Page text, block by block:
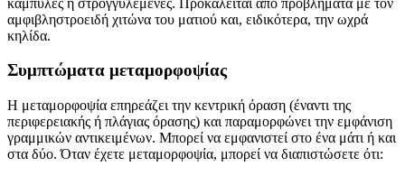
αμφιβληστροειδή χιτώνα του ματιού και, ειδικότερα, την ωχρά
κηλίδα.
Συμπτώματα μεταμορφοψίας
Η μεταμορφοψία επηρεάζει την κεντρική όραση (έναντι της
περιφερειακής ή πλάγιας όρασης) και παραμορφώνει την εμφάνιση
γραμμικών αντικειμένων. Μπορεί να εμφανιστεί στο ένα μάτι ή και
στα δύο. Όταν έχετε μεταμορφοψία, μπορεί να διαπιστώσετε ότι: